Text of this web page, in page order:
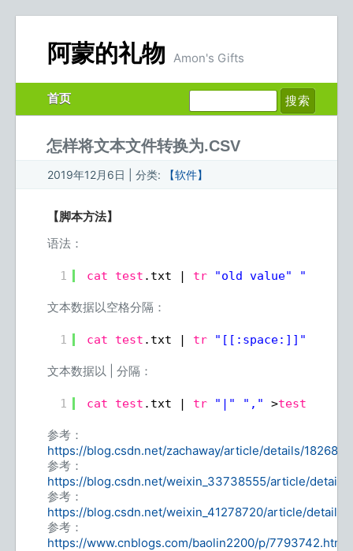
阿蒙的礼物 Amon's Gifts
首页
怎样将文本文件转换为.CSV
2019年12月6日 | 分类: 【软件】
【脚本方法】
语法：
1 cat test .txt | tr "old value" "new
文本数据以空格分隔：
1 cat test .txt | tr "[[:space:]]"
文本数据以 | 分隔：
1 cat test .txt | tr "|" "," >test
参考：
https://blog.csdn.net/zachaway/article/details/
参考：
https://blog.csdn.net/weixin_33738555/article/
参考：
https://blog.csdn.net/weixin_41278720/article/details/
参考：
https://www.cnblogs.com/baolin2200/p/7793742.html